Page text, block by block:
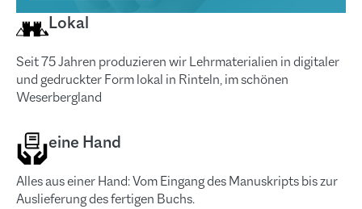
Lokal
Seit 75 Jahren produzieren wir Lehrmaterialien in digitaler
und gedruckter Form lokal in Rinteln, im schönen
Weserbergland
eine Hand
Alles aus einer Hand: Vom Eingang des Manuskripts bis zur
Auslieferung des fertigen Buchs.